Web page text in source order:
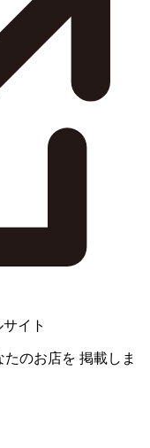
イト
たのお店を 掲載しま